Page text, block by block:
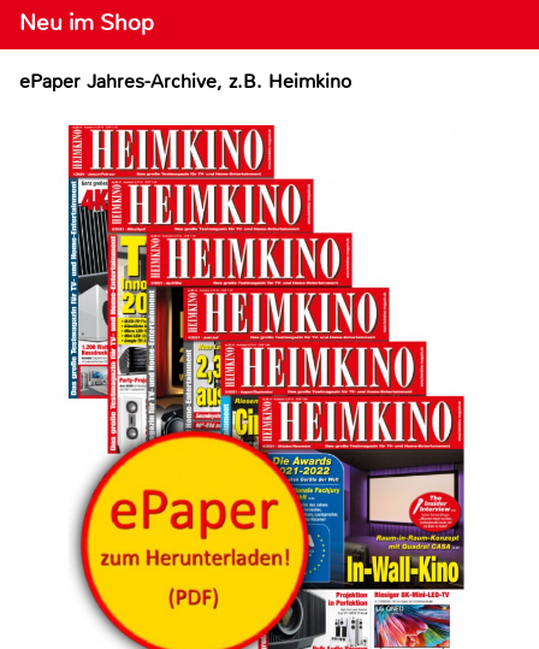
Neu im Shop
ePaper Jahres-Archive, z.B. Heimkino